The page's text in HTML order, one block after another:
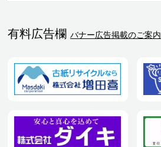
有料広告欄 バナー広告掲載のご案内